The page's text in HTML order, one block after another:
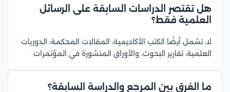
هل تقتصر الدراسات السابقة على الرسائل
العلمية فقط؟
لا، تشمل أيضًا الكتب الأكاديمية، المقالات المحكمة، الدوريات
العلمية، تقارير البحوث، والأوراق المنشورة في المؤتمرات.
ما الفرق بين المرجع والدراسة السابقة؟